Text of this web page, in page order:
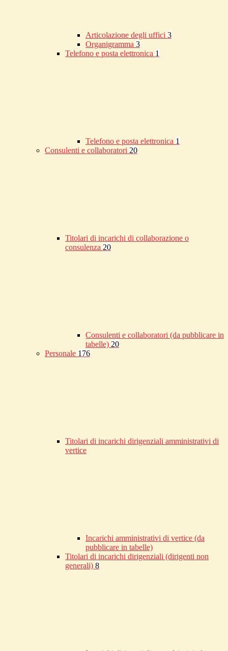
Articolazione degli uffici 3
Organigramma 3
Telefono e posta elettronica 1
Telefono e posta elettronica 1
Consulenti e collaboratori 20
Titolari di incarichi di collaborazione o
consulenza 20
Consulenti e collaboratori (da pubblicare in
tabelle) 20
Personale 176
Titolari di incarichi dirigenziali amministrativi di
vertice
Incarichi amministrativi di vertice (da
pubblicare in tabelle)
Titolari di incarichi dirigenziali (dirigenti non
generali) 8